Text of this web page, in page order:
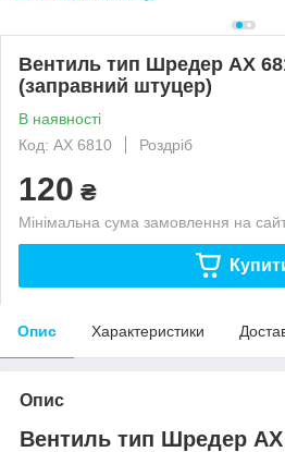
Вентиль тип Шредер AX
(заправний штуцер)
В наявності
Код: AX 6810
Роздріб
120 ₴
Мінімальна сума замовлення на
Опис Характеристики
Опис
Вентиль тип Шредер AX